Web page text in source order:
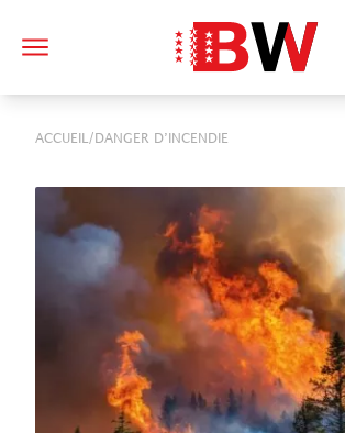
ACCUEIL / DANGER D’INCENDIE